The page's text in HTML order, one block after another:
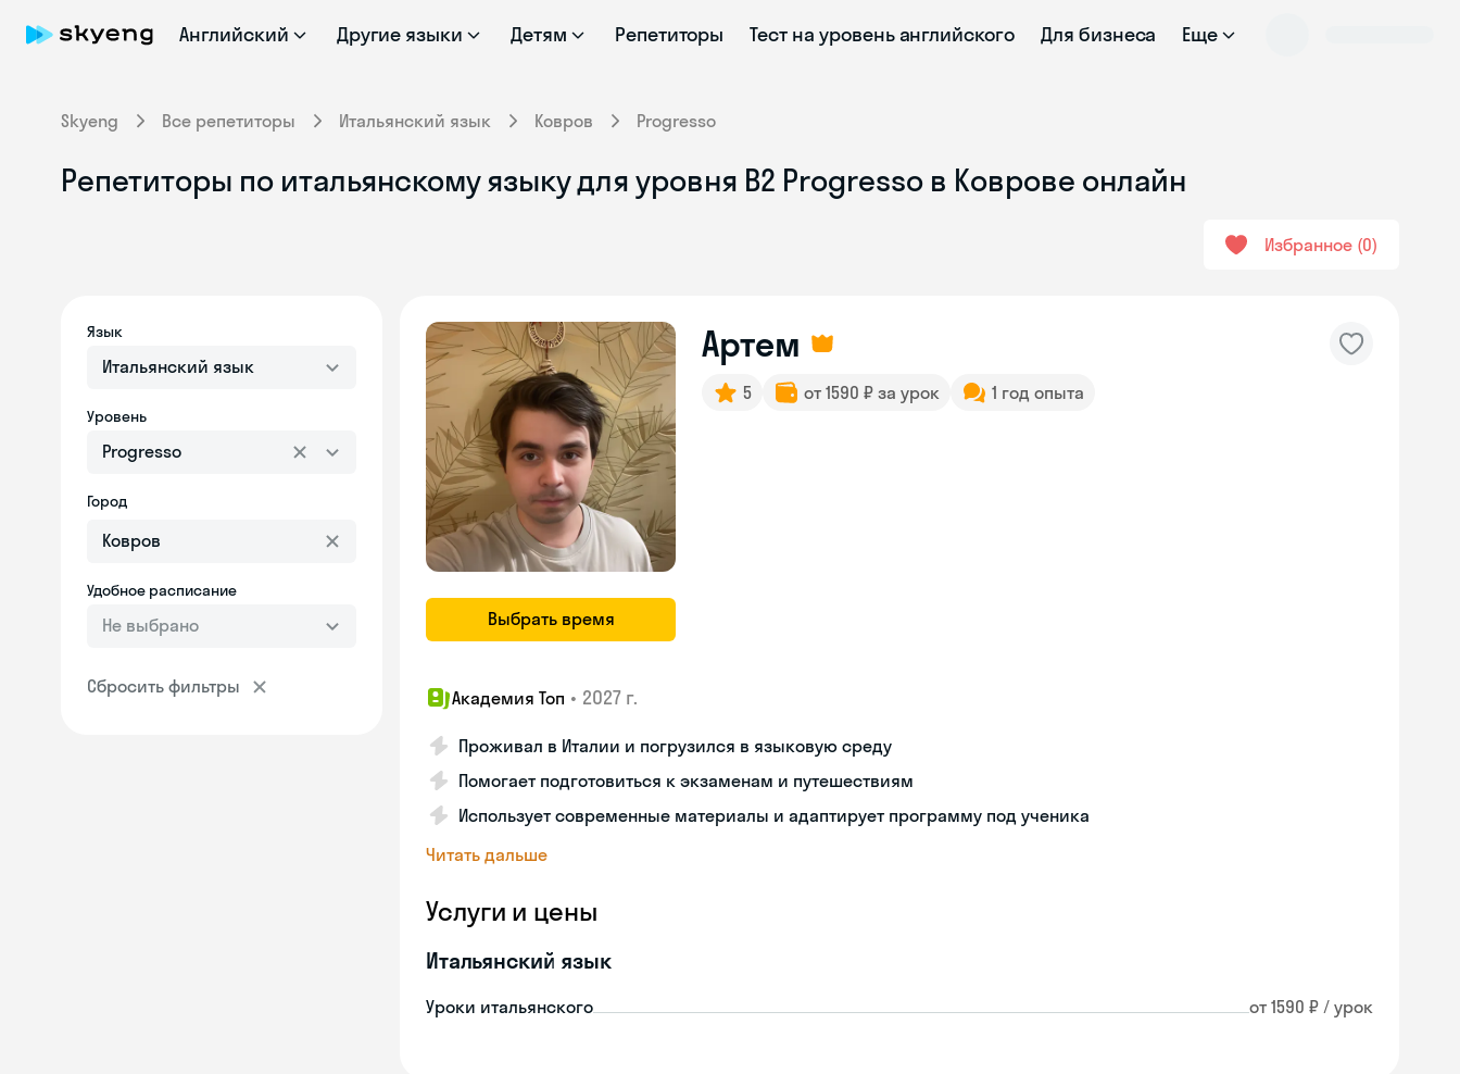
Английский Другие языки Детям Репетиторы Тест на уровень английского Для бизнеса Еще
Skyeng Все репетиторы Итальянский язык Ковров Progresso
Репетиторы по итальянскому языку для уровня B2 Progresso в Коврове онлайн
Избранное 0
Язык
Итальянский язык
Уровень
Progresso
Город
Удобное расписание
Не выбрано
Сбросить фильтры
Выбрать время
Артем
5 от 1590 ₽ за урок 1 год опыта
Академия Топ • 2027 г.
Проживал в Италии и погрузился в языковую среду
Помогает подготовиться к экзаменам и путешествиям
Использует современные материалы и адаптирует программу под ученика
Читать дальше
Услуги и цены
Итальянский язык
Уроки итальянского от 1590 ₽ / урок